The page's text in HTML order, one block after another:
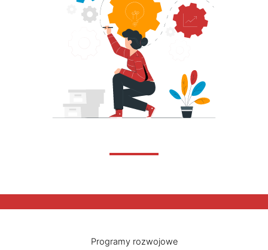
Programy rozwojowe